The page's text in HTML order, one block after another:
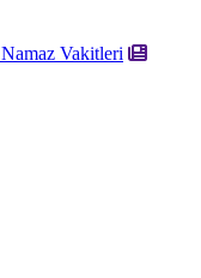
Namaz Vakitleri